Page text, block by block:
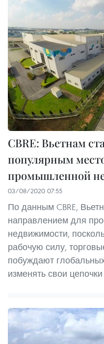
CBRE: Вьетнам
популярным
промышленной
03/08/2020 07:55
По данным CBRE,
направлением для
недвижимости,
рабочую силу,
побуждают
изменять свои